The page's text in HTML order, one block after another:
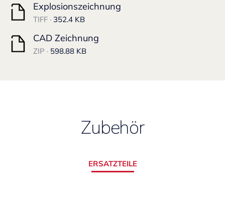
Explosionszeichnung
TIFF · 352.4 KB
CAD Zeichnung
ZIP · 598.88 KB
Zubehör
ERSATZTEILE